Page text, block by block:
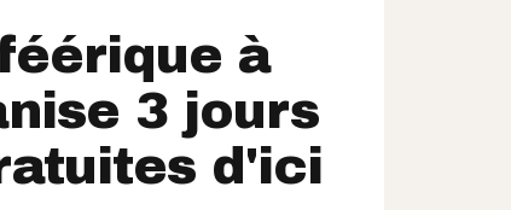
à
3 jours
d'ici